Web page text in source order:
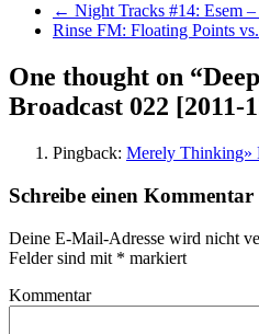
← Night Tracks #14: Esem
Rinse FM: Floating Points
One thought on “
Broadcast 022 [2011-
Pingback: Merely Thinking»
Schreibe einen Kommentar
Deine E-Mail-Adresse wird nicht
Felder sind mit * markiert
Kommentar